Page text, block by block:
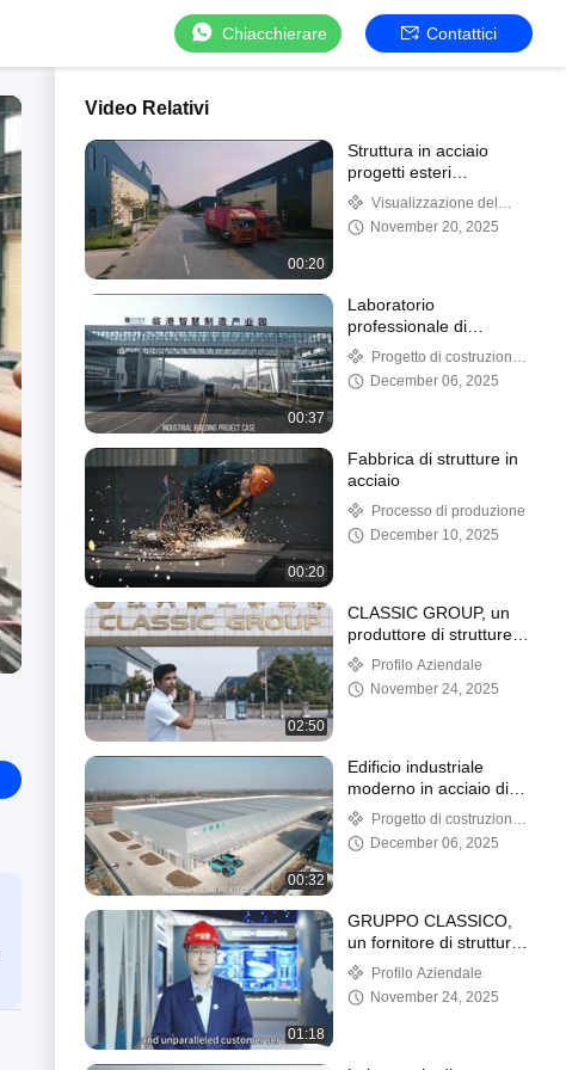
Chiacchierare Contattici
Video Relativi
00:20
Struttura in acciaio
progetti esteri
confezionati e spediti
Visualizzazione del
pacchetto
November 20, 2025
00:37
Laboratorio
professionale di
strutture in acciaio
adatte alle applicazioni
industriali
Progetto di costruzione
industriale
December 06, 2025
00:20
Fabbrica di strutture in
acciaio
Processo di produzione
December 10, 2025
02:50
CLASSIC GROUP, un
produttore di strutture in
acciaio di fama
mondiale
Profilo Aziendale
November 24, 2025
00:32
Edificio industriale
moderno in acciaio di
alta qualità
Progetto di costruzione
industriale
December 06, 2025
01:18
GRUPPO CLASSICO,
un fornitore di strutture
in acciaio di fama
mondiale.
Profilo Aziendale
November 24, 2025